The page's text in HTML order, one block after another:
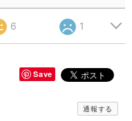
6 1
Save
通報する